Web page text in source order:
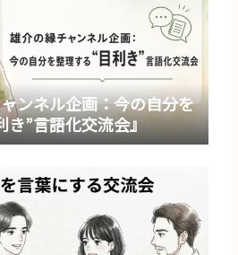
ンネル企画：今の自分を
き”言語化交流会』